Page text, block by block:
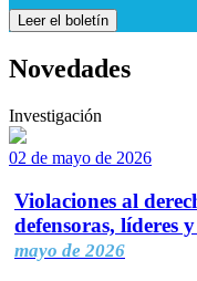
Leer el boletín
Novedades
Investigación
02 de mayo de 2026
Violaciones al
defensoras, líderes
mayo de 2026